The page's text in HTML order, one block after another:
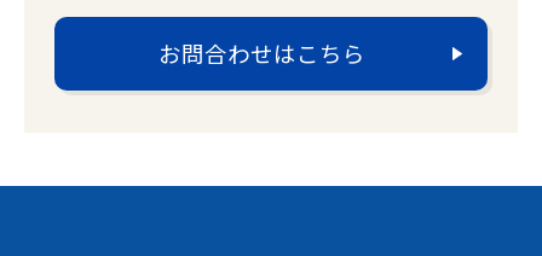
お問合わせはこちら